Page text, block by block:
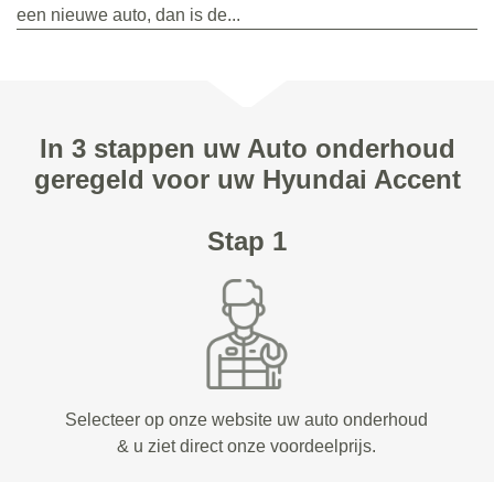
een nieuwe auto, dan is de...
In 3 stappen uw Auto onderhoud
geregeld voor uw Hyundai Accent
Stap 1
Selecteer op onze website uw auto onderhoud
& u ziet direct onze voordeelprijs.